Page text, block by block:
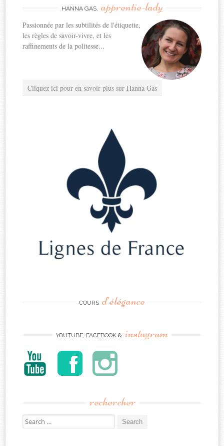
HANNA GAS, apprentie-lady
Passionnée par les subtilités de l'étiquette,
les règles de savoir-vivre, et les
raffinements de la politesse...
Cliquez ici pour en savoir plus sur Hanna Gas
COURS d’élégance
YOUTUBE, FACEBOOK & instagram
rechercher
Search
for: